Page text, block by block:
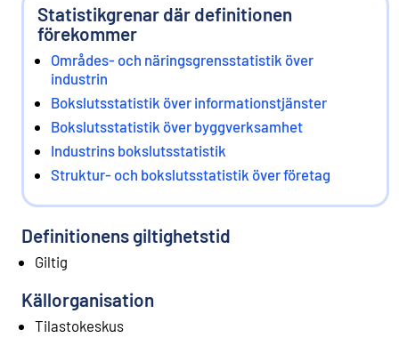
Statistikgrenar där definitionen
förekommer
Områdes- och näringsgrensstatistik över
industrin
Bokslutsstatistik över informationstjänster
Bokslutsstatistik över byggverksamhet
Industrins bokslutsstatistik
Struktur- och bokslutsstatistik över företag
Definitionens giltighetstid
Giltig
Källorganisation
Tilastokeskus